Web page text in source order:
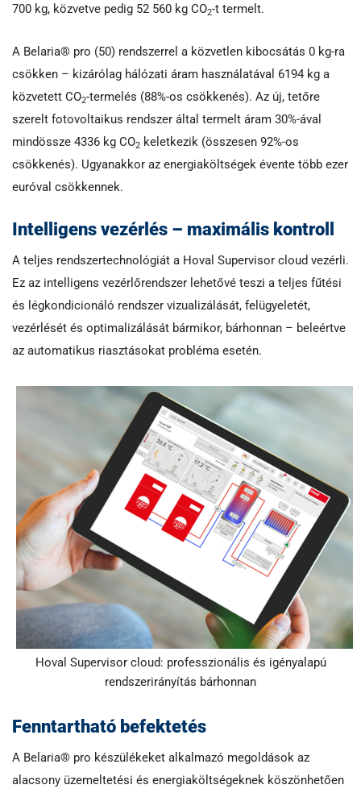
700 kg, közvetve pedig 52 560 kg CO2-t termelt.
A Belaria® pro (50) rendszerrel a közvetlen kibocsátás 0 kg-ra
csökken – kizárólag hálózati áram használatával 6194 kg a
közvetett CO2-termelés (88%-os csökkenés). Az új, tetőre
szerelt fotovoltaikus rendszer által termelt áram 30%-ával
mindössze 4336 kg CO2 keletkezik (összesen 92%-os
csökkenés). Ugyanakkor az energiaköltségek évente több ezer
euróval csökkennek.
Intelligens vezérlés – maximális kontroll
A teljes rendszertechnológiát a Hoval Supervisor cloud vezérli.
Ez az intelligens vezérlőrendszer lehetővé teszi a teljes fűtési
és légkondicionáló rendszer vizualizálását, felügyeletét,
vezérlését és optimalizálását bármikor, bárhonnan – beleértve
az automatikus riasztásokat probléma esetén.
Hoval Supervisor cloud: professzionális és igényalapú
rendszerirányítás bárhonnan
Fenntartható befektetés
A Belaria® pro készülékeket alkalmazó megoldások az
alacsony üzemeltetési és energiaköltségeknek köszönhetően